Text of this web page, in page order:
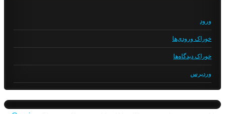
ورود
خوراک ورودی‌ها
خوراک دیدگاه‌ها
وردپرس